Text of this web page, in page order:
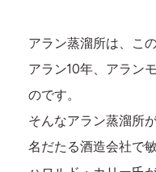
アラン蒸溜所は、こ
アラン10年、アラン
のです。
そんなアラン蒸溜所
名だたる酒造会社で